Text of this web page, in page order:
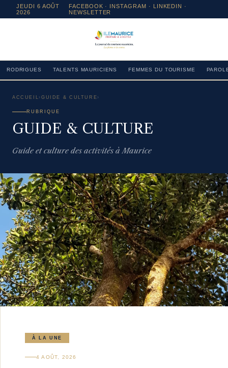
JEUDI 6 AOÛT
2026
FACEBOOK · INSTAGRAM · LINKEDIN ·
NEWSLETTER
RODRIGUES TALENTS MAURICIENS FEMMES DU TOURISME
ACCUEIL › GUIDE & CULTURE ›
RUBRIQUE
GUIDE & CULTURE
Guide et culture des activités à Maurice
À LA UNE
4 AOÛT, 2026